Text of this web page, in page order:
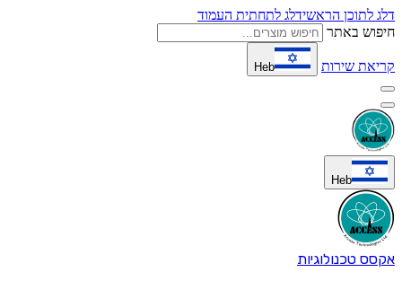
דלג לתוכן הראשידלג לתחתית העמוד
חיפוש באתר
קריאת שירות Heb
Heb
אקסס טכנולוגיות